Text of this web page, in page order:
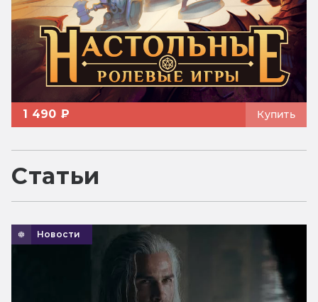
1 490 ₽ Купить
Статьи
Новости